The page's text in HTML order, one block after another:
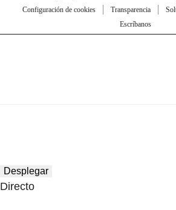
Configuración de cookies
Transparencia
Escríbanos
Desplegar
Directo